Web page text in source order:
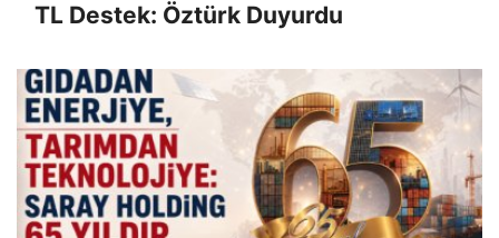
TL Destek: Öztürk Duyurdu